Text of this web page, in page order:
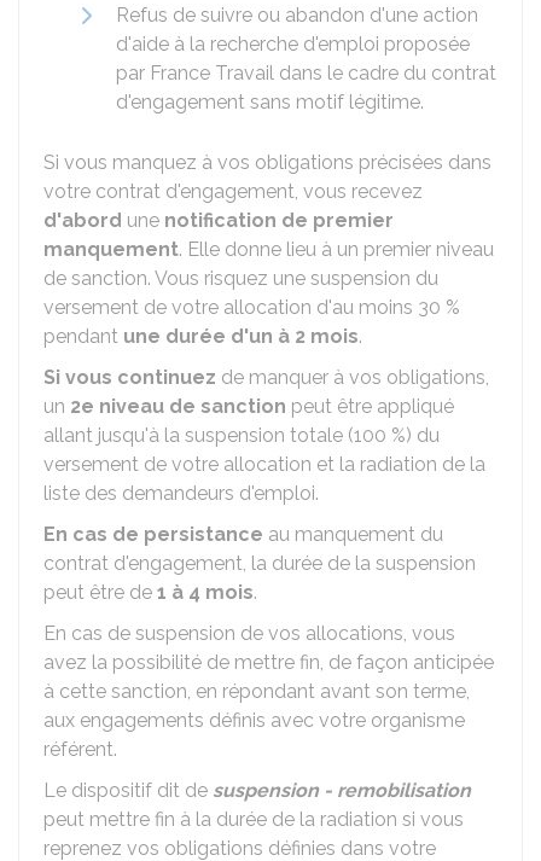
Refus de suivre ou abandon d'une action
d'aide à la recherche d'emploi proposée
par France Travail dans le cadre du contrat
d'engagement sans motif légitime.
Si vous manquez à vos obligations précisées dans
votre contrat d'engagement, vous recevez
d'abord une notification de premier
manquement. Elle donne lieu à un premier niveau
de sanction. Vous risquez une suspension du
versement de votre allocation d'au moins 30 %
pendant une durée d'un à 2 mois.
Si vous continuez de manquer à vos obligations,
un 2e niveau de sanction peut être appliqué
allant jusqu'à la suspension totale (100 %) du
versement de votre allocation et la radiation de la
liste des demandeurs d'emploi.
En cas de persistance au manquement du
contrat d'engagement, la durée de la suspension
peut être de 1 à 4 mois.
En cas de suspension de vos allocations, vous
avez la possibilité de mettre fin, de façon anticipée
à cette sanction, en répondant avant son terme,
aux engagements définis avec votre organisme
référent.
Le dispositif dit de suspension - remobilisation
peut mettre fin à la durée de la radiation si vous
reprenez vos obligations définies dans votre